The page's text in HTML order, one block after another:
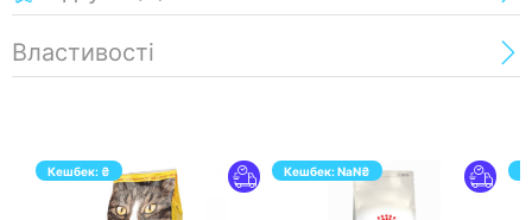
Властивості
Кешбек: ₴ Кешбек:NaN₴